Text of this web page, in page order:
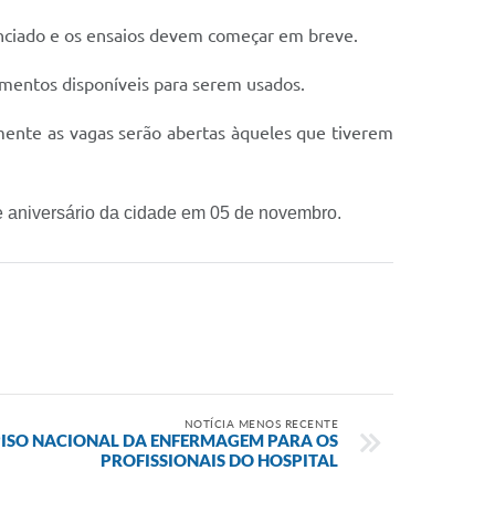
e os ensaios devem começar em breve.
disponíveis para serem usados.
as vagas serão abertas àqueles que tiverem
da cidade em 05 de novembro.
NOTÍCIA MENOS RECENTE
NACIONAL DA ENFERMAGEM PARA OS
PROFISSIONAIS DO HOSPITAL